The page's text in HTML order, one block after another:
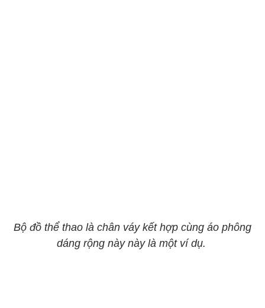
Bộ đồ thể thao là chân váy kết hợp cùng áo phông
dáng rộng này này là một ví dụ.